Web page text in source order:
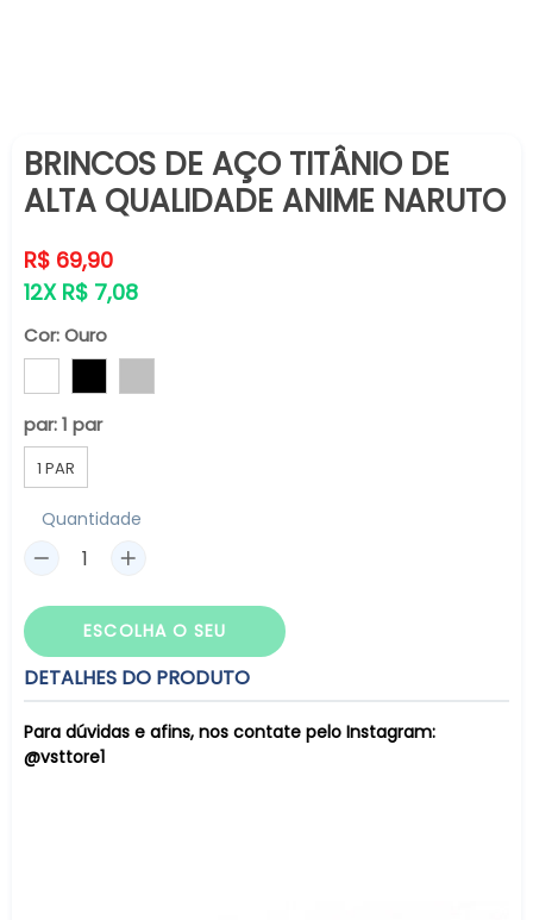
BRINCOS DE AÇO TITÂNIO DE
ALTA QUALIDADE ANIME NARUTO
Preço
normal
R$ 69,90
12X R$ 7,08
Cor:Ouro
par:1 par
1 PAR
Quantidade
ESCOLHA O SEU
DETALHES DO PRODUTO
Para dúvidas e afins, nos contate pelo Instagram:
@vsttore1